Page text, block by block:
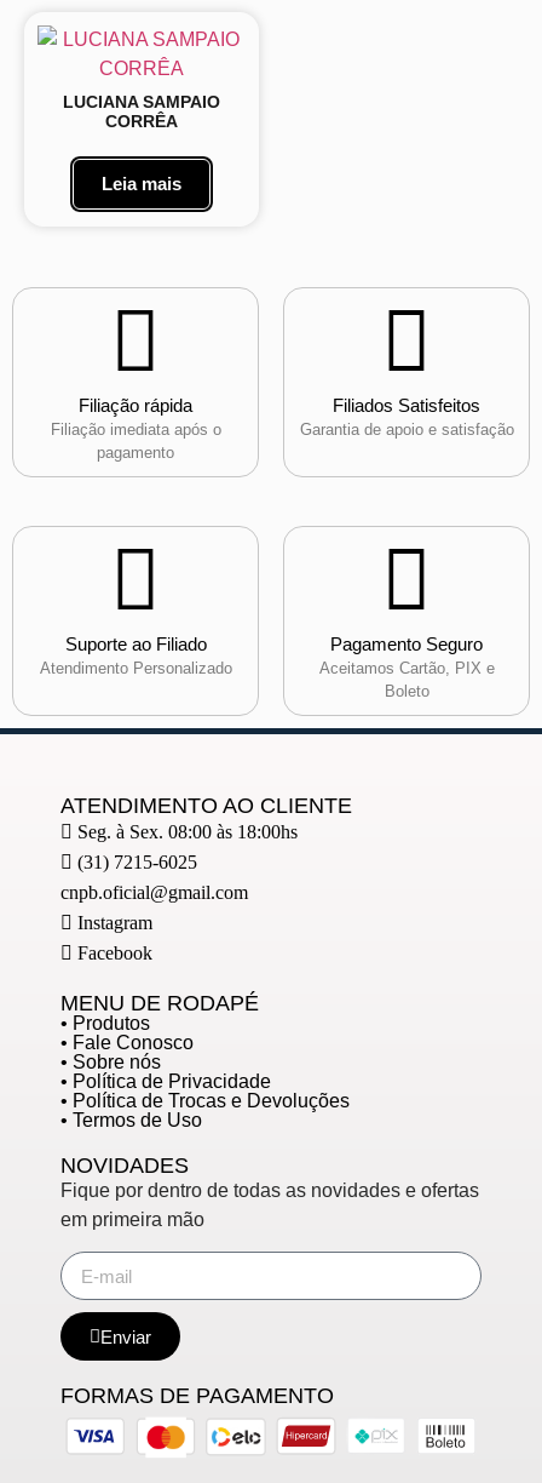
LUCIANA SAMPAIO
CORRÊA
Leia mais
Filiação rápida
Filiação imediata após o
pagamento
Filiados Satisfeitos
Garantia de apoio e satisfação
Suporte ao Filiado
Atendimento Personalizado
Pagamento Seguro
Aceitamos Cartão, PIX e
Boleto
ATENDIMENTO AO CLIENTE
Seg. à Sex. 08:00 às 18:00hs
(31) 7215-6025
cnpb.oficial@gmail.com
Instagram
Facebook
MENU DE RODAPÉ
• Produtos
• Fale Conosco
• Sobre nós
• Política de Privacidade
• Política de Trocas e Devoluções
• Termos de Uso
NOVIDADES
Fique por dentro de todas as novidades e ofertas
em primeira mão
Enviar
FORMAS DE PAGAMENTO